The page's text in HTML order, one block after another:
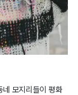
모지리들이 평화